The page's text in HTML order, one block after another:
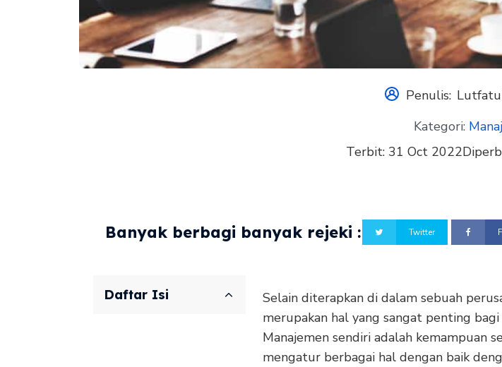
Penulis:
Kategori:
Terbit: 31 Oct 2022
Banyak berbagi banyak rejeki : Twitter
Daftar Isi
Selain diterapkan di dalam sebuah
merupakan hal yang sangat penting
Manajemen sendiri adalah kemampuan
mengatur berbagai hal dengan baik